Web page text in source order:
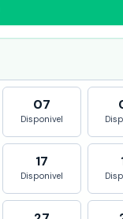
07
Disponivel
17
Disponivel